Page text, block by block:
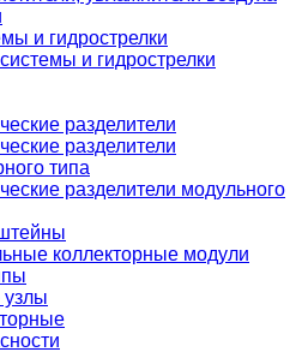
и гидрострелки
и гидрострелки
разделители
разделители
типа
разделители модульного
коллекторные модули